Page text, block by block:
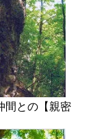
間との【親密